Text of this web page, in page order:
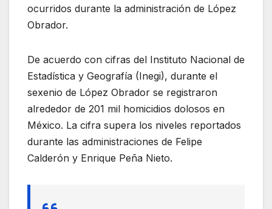
ocurridos durante la administración de López
Obrador.
De acuerdo con cifras del Instituto Nacional de
Estadística y Geografía (Inegi), durante el
sexenio de López Obrador se registraron
alrededor de 201 mil homicidios dolosos en
México. La cifra supera los niveles reportados
durante las administraciones de Felipe
Calderón y Enrique Peña Nieto.